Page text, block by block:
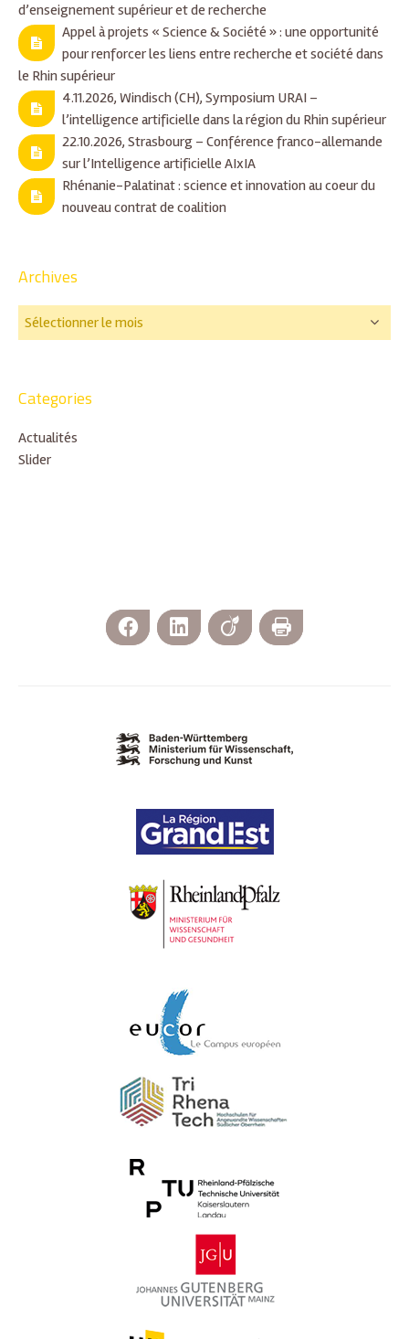
d’enseignement supérieur et de recherche
Appel à projets « Science & Société » : une opportunité
pour renforcer les liens entre recherche et société dans
le Rhin supérieur
4.11.2026, Windisch (CH), Symposium URAI –
l’intelligence artificielle dans la région du Rhin supérieur
22.10.2026, Strasbourg – Conférence franco-allemande
sur l’Intelligence artificielle AIxIA
Rhénanie-Palatinat : science et innovation au coeur du
nouveau contrat de coalition
Archives
Categories
Actualités
Slider
Facebook LinkedIn Viadeo